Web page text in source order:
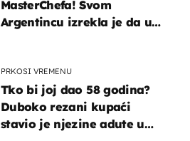
MasterChefa! Svom
Argentincu izrekla je da u
PRKOSI VREMENU
Tko bi joj dao 58 godina?
Duboko rezani kupaći
stavio je njezine adute u